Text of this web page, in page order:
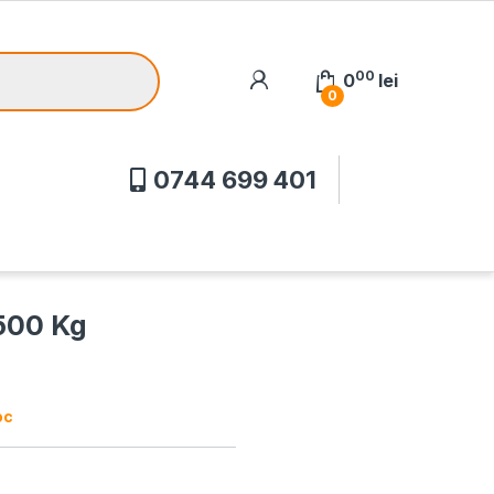
0
000 lei
0744 699 401
Kg